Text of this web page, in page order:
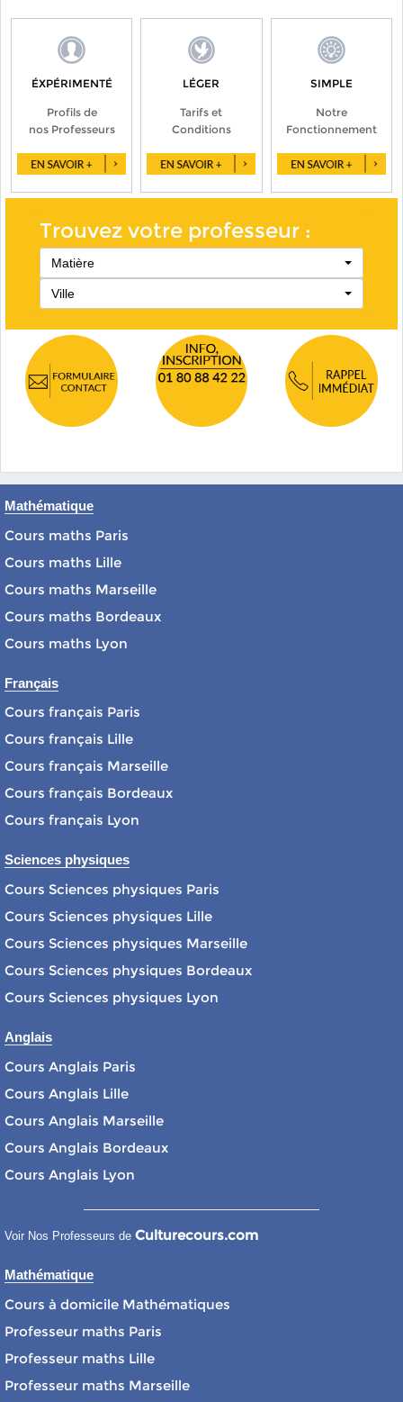
ÉXPÉRIMENTÉ
Profils de
nos Professeurs
LÉGER
Tarifs et
Conditions
SIMPLE
Notre
Fonctionnement
Trouvez votre professeur :
Matière
Ville
Mathématique
Cours maths Paris
Cours maths Lille
Cours maths Marseille
Cours maths Bordeaux
Cours maths Lyon
Français
Cours français Paris
Cours français Lille
Cours français Marseille
Cours français Bordeaux
Cours français Lyon
Sciences physiques
Cours Sciences physiques Paris
Cours Sciences physiques Lille
Cours Sciences physiques Marseille
Cours Sciences physiques Bordeaux
Cours Sciences physiques Lyon
Anglais
Cours Anglais Paris
Cours Anglais Lille
Cours Anglais Marseille
Cours Anglais Bordeaux
Cours Anglais Lyon
Voir Nos Professeurs de Culturecours.com
Mathématique
Cours à domicile Mathématiques
Professeur maths Paris
Professeur maths Lille
Professeur maths Marseille